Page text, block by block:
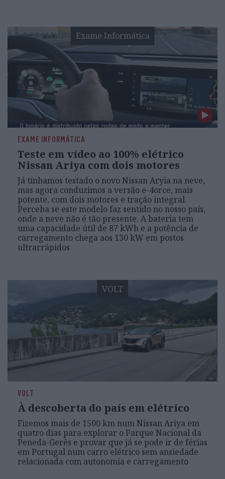
Exame Informática
EXAME INFORMÁTICA
Teste em vídeo ao 100% elétrico
Nissan Ariya com dois motores
Já tínhamos testado o novo Nissan Aryia na neve,
mas agora conduzimos a versão e-4orce, mais
potente, com dois motores e tração integral.
Perceba se este modelo faz sentido no nosso país,
onde a neve não é tão presente. A bateria tem
uma capacidade útil de 87 kWh e a potência de
carregamento chega aos 130 kW em postos
ultrarrápidos
VOLT
VOLT
À descoberta do país em elétrico
Fizemos mais de 1500 km num Nissan Ariya em
quatro dias para explorar o Parque Nacional da
Peneda-Gerês e provar que já se pode ir de férias
em Portugal num carro elétrico sem ansiedade
relacionada com autonomia e carregamento